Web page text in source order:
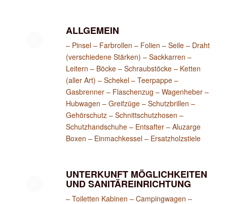
ALLGEMEIN
– Pinsel – Farbrollen – Folien – Seile – Draht
(verschiedene Stärken) – Sackkarren –
Leitern – Böcke – Schraubstöcke – Ketten
(aller Art) – Schekel – Teerpappe –
Gasbrenner – Flaschenzug – Wagenheber –
Hubwagen – Greifzüge – Schutzbrillen –
Gehörschutz – Schnittschutzhosen –
Schutzhandschuhe – Entsafter – Aluzarge
Boxen – Einmachkessel – Ersatzholzstiele
UNTERKUNFT MÖGLICHKEITEN
UND SANITÄREINRICHTUNG
– Toiletten Kabinen – Campingwagen –